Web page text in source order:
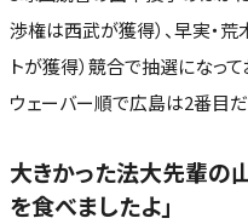
渉権は西武が獲得）、早実・
トが獲得）競合で抽選になっ
ウェーバー順で広島は2番目だ
大きかった法大先輩の
を食べましたよ」